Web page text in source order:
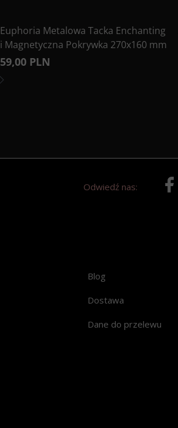
Euphoria Metalowa Tacka Enchanting
i Magnetyczna Pokrywka 270x160 mm
59,00 PLN
Blog
Dostawa
Dane do przelewu
Odwiedź nas: